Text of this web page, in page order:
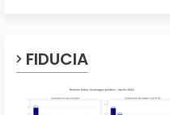
FIDUCIA